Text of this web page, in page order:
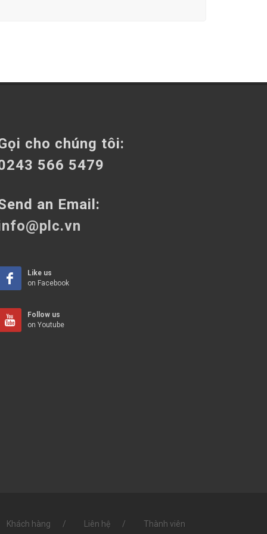
cho chúng tôi:
566 5479
an Email:
Like us
on Facebook
Follow us
on Youtube
Khách hàng Liên hệ Thành viên